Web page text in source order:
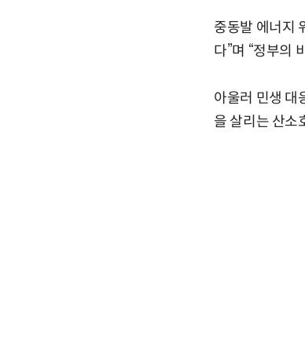
중동발 에너지
다”며 “정부의
아울러 민생 대
을 살리는 산소